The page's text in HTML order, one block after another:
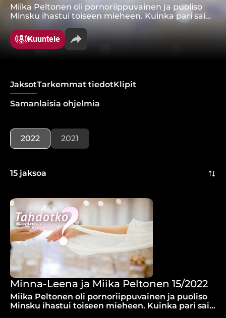
Miika Peltonen oli pornoriippuvainen ja puoliso
Minsku ihastui toiseen mieheen. Kuinka pari sai
apua eikä liitto päättynyt eroon?
Kuuntele
JaksotTarkemmat tiedotKlipit
Samanlaisia ohjelmia
2022 2021
15 jaksoa
Minna-Leena ja Miika Peltonen 15/2022
Miika Peltonen oli pornoriippuvainen ja puoliso
Minsku ihastui toiseen mieheen. Kuinka pari sai